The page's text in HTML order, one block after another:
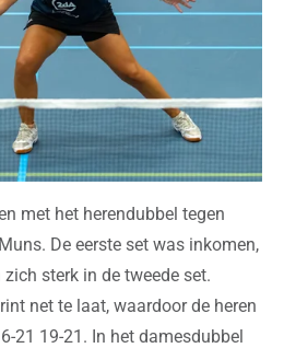
met het herendubbel tegen
De eerste set was inkomen,
sterk in de tweede set.
net te laat, waardoor de heren
21 19-21. In het damesdubbel